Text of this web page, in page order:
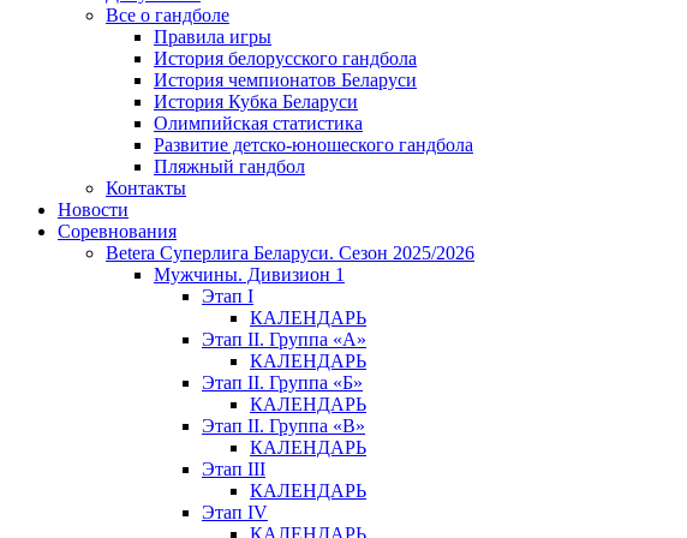
Все о гандболе
Правила игры
История белорусского гандбола
История чемпионатов Беларуси
История Кубка Беларуси
Олимпийская статистика
Развитие детско-юношеского гандбола
Пляжный гандбол
Контакты
Новости
Соревнования
Betera Суперлига Беларуси. Сезон 2025/2026
Мужчины. Дивизион 1
Этап I
КАЛЕНДАРЬ
Этап II. Группа «А»
КАЛЕНДАРЬ
Этап II. Группа «Б»
КАЛЕНДАРЬ
Этап II. Группа «В»
КАЛЕНДАРЬ
Этап III
КАЛЕНДАРЬ
Этап IV
КАЛЕНДАРЬ